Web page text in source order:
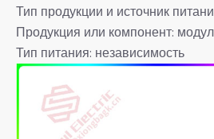
Тип продукции и источник
Продукция или компонент:
Тип питания: независимость